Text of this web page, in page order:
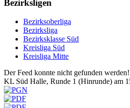
Bezirksligen
Bezirksoberliga
Bezirksliga
Bezirksklasse Süd
Kreisliga Süd
Kreisliga Mitte
Der Feed konnte nicht gefunden werden!
KL Süd Halle, Runde 1 (Hinrunde) am